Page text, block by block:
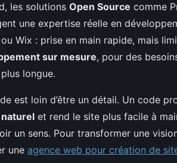
les solutions Open Source comme
une expertise réelle en
Wix : prise en main rapide, mais
sur mesure, pour des
longue.
est loin d’être un détail. Un code
et rend le site plus facile à
un sens. Pour transformer une
une agence web pour création de